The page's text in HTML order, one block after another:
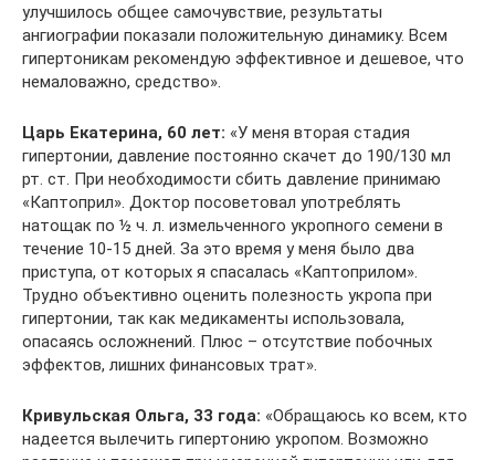
улучшилось общее самочувствие, результаты
ангиографии показали положительную динамику. Всем
гипертоникам рекомендую эффективное и дешевое, что
немаловажно, средство».
Царь Екатерина, 60 лет: «У меня вторая стадия
гипертонии, давление постоянно скачет до 190/130 мл
рт. ст. При необходимости сбить давление принимаю
«Каптоприл». Доктор посоветовал употреблять
натощак по ½ ч. л. измельченного укропного семени в
течение 10-15 дней. За это время у меня было два
приступа, от которых я спасалась «Каптоприлом».
Трудно объективно оценить полезность укропа при
гипертонии, так как медикаменты использовала,
опасаясь осложнений. Плюс – отсутствие побочных
эффектов, лишних финансовых трат».
Кривульская Ольга, 33 года: «Обращаюсь ко всем, кто
надеется вылечить гипертонию укропом. Возможно